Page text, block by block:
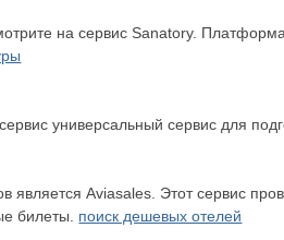
на сервис Sanatory.
универсальный сервис для
Aviasales. Этот сервис
билеты. поиск дешевых отелей